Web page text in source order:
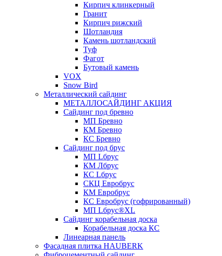
Кирпич клинкерный
Гранит
Кирпич рижский
Шотландия
Камень шотландский
Туф
Фагот
Бутовый камень
VOX
Snow Bird
Металлический сайдинг
МЕТАЛЛОСАЙДИНГ АКЦИЯ
Сайдинг под бревно
МП Бревно
КМ Бревно
КС Бревно
Сайдинг под брус
МП Lбрус
КМ Лбрус
КС Lбрус
СКЦ Евробрус
КМ Евробрус
КС Евробрус (гофрированный)
МП Lбрус®XL
Сайдинг корабельная доска
Корабельная доска КС
Линеарная панель
Фасадная плитка HAUBERK